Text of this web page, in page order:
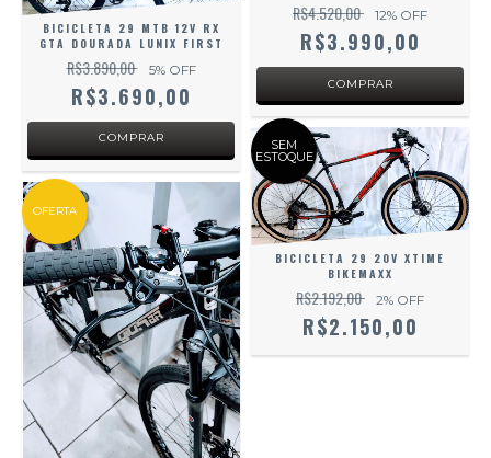
BICICLETA 29 MTB 12V RX
GTA DOURADA LUNIX FIRST
R$3.890,00 5% OFF
R$3.690,00
R$4.520,00 12% OFF
R$3.990,00
OFERTA
SEM
ESTOQUE
BICICLETA 29 20V XTIME
BIKEMAXX
R$2.192,00 2% OFF
R$2.150,00